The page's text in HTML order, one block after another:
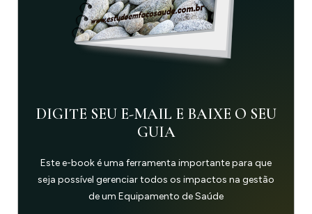
DIGITE SEU E-MAIL E BAIXE O SEU
GUIA
Este e-book é uma ferramenta importante para que
seja possível gerenciar todos os impactos na gestão
de um Equipamento de Saúde